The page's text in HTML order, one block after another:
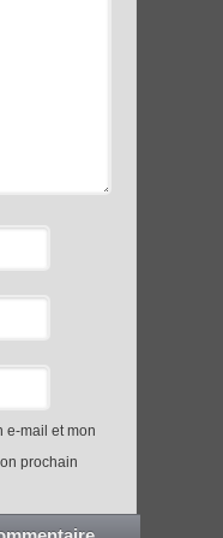
e-mail et mon
prochain